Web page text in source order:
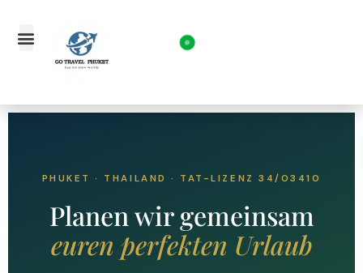
PHUKET · THAILAND · TAT-LIZENZ 34/03410
Planen wir gemeinsam
euren perfekten Urlaub